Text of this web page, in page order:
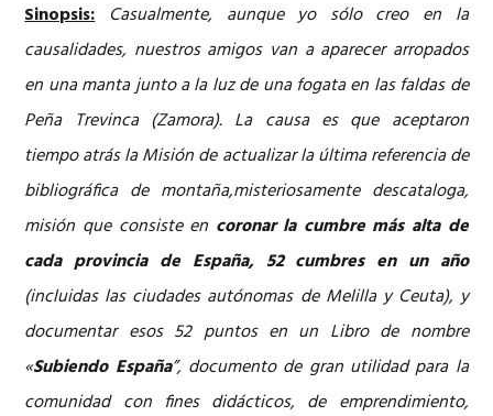
Sinopsis: Casualmente, aunque yo sólo creo en la
causalidades, nuestros amigos van a aparecer arropados
en una manta junto a la luz de una fogata en las faldas de
Peña Trevinca (Zamora). La causa es que aceptaron
tiempo atrás la Misión de actualizar la última referencia de
bibliográfica de montaña,misteriosamente descataloga,
misión que consiste en coronar la cumbre más alta de
cada provincia de España, 52 cumbres en un año
(incluidas las ciudades autónomas de Melilla y Ceuta), y
documentar esos 52 puntos en un Libro de nombre
«Subiendo España”, documento de gran utilidad para la
comunidad con fines didácticos, de emprendimiento,